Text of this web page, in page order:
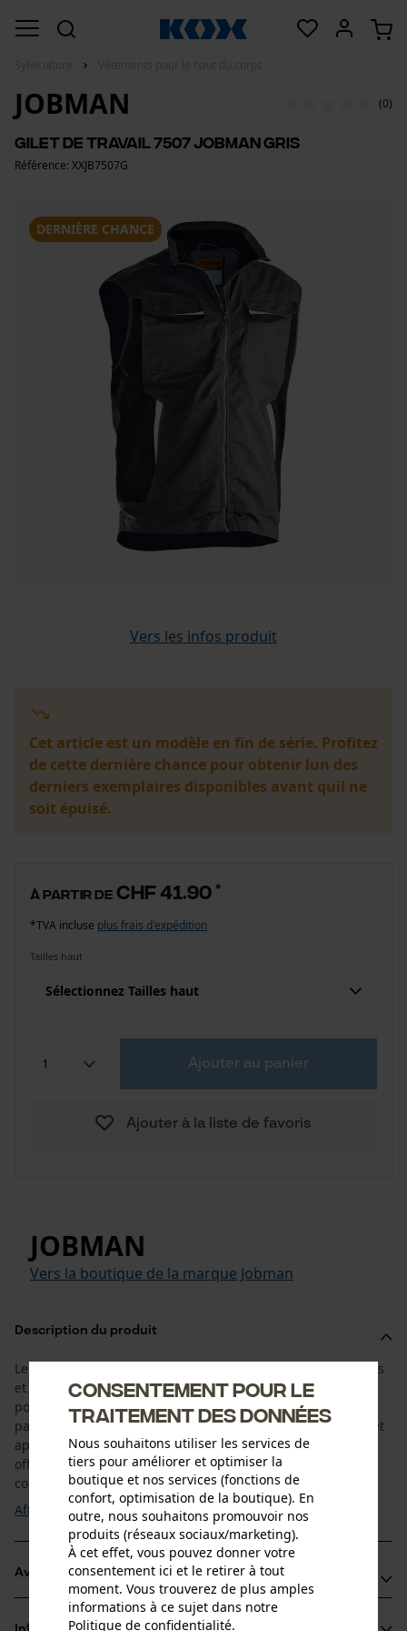
DERNIÈRE CHANCE
JOBMAN (0)
Gilet de travail 7507 Jobman gris
Référence: XXJB7507G
Vers les infos produit
Cet article est un modèle en fin de série. Profitez
de cette dernière chance pour obtenir lun des
derniers exemplaires disponibles avant quil ne
soit épuisé.
à partir de CHF 41.90 *
*TVA incluse plus frais d'expédition
Tailles haut
Sélectionnez Tailles haut
Ajouter au panier
Ajouter à la liste de favoris
JOBMAN
Vers la boutique de la marque Jobman
Description du produit
Le gilet de travail 7507 Jobman est doté de poches pratiques
et bien conçues. Vos outils de travail sont ainsi toujours à
portée de main. Ses éléments réfléchissants attirent
particulièrement l’attention. Ils sont travaillés avec finesse et
apportent un look moderne au gilet de travail. De plus, ils
offrent l'avantage d'une meilleure visibilité dans des
conditions de faible ...
Afficher plus
Avantages du produit
Palette de couleurs modernes adaptée à de nombreux
Consentement pour le
traitement des données
Nous souhaitons utiliser les services de
tiers pour améliorer et optimiser la
boutique et nos services (fonctions de
confort, optimisation de la boutique). En
outre, nous souhaitons promouvoir nos
produits (réseaux sociaux/marketing).
À cet effet, vous pouvez donner votre
consentement ici et le retirer à tout
moment. Vous trouverez de plus amples
informations à ce sujet dans notre
Politique de confidentialité.